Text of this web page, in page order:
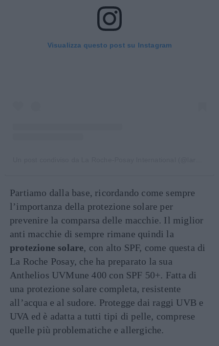
Visualizza questo post su Instagram
Partiamo dalla base, ricordando come sempre
l’importanza della protezione solare per
prevenire la comparsa delle macchie. Il miglior
anti macchie di sempre rimane quindi la
protezione solare, con alto SPF, come questa di
La Roche Posay, che ha preparato la sua
Anthelios UVMune 400 con SPF 50+. Fatta di
una protezione solare completa, resistente
all’acqua e al sudore. Protegge dai raggi UVB e
UVA ed è adatta a tutti tipi di pelle, comprese
quelle più problematiche e allergiche.